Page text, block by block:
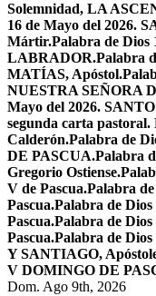
Solemnidad, LA
16 de Mayo del 2026.
Mártir.Palabra de Dios
LABRADOR.Palabra
MATÍAS, Apóstol.
NUESTRA SEÑORA
Mayo del 2026.
segunda carta
Calderón.Palabra de
DE PASCUA.Palabra
Gregorio Ostiense.
V de Pascua.Palabra
Pascua.Palabra de
Pascua.Palabra de
Pascua.Palabra de
Y SANTIAGO,
V DOMINGO DE
Dom. Ago 9th, 2026